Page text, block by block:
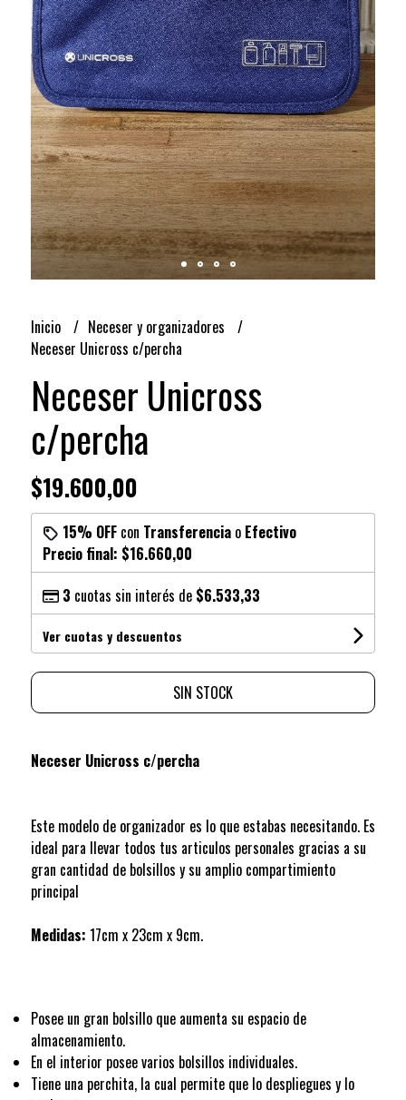
Inicio
Neceser y organizadores
Neceser Unicross c/percha
Neceser Unicross
c/percha
$19.600,00
15% OFFcon Transferenciao Efectivo
Precio final: $16.660,00
3 cuotas sin interés de $6.533,33
Ver cuotas y descuentos
SIN STOCK
Neceser Unicross c/percha
Este modelo de organizador es lo que estabas necesitando. Es
ideal para llevar todos tus articulos personales gracias a su
gran cantidad de bolsillos y su amplio compartimiento
principal
Medidas: 17cm x 23cm x 9cm.
Posee un gran bolsillo que aumenta su espacio de
almacenamiento.
En el interior posee varios bolsillos individuales.
Tiene una perchita, la cual permite que lo despliegues y lo